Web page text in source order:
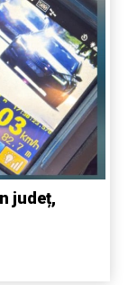
județ,